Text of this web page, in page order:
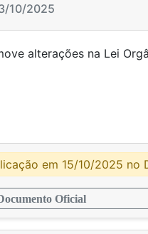
10/2025
alterações na
em 15/10/2025 no
Oficial